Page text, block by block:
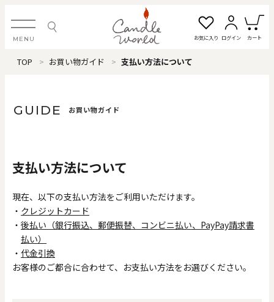
MENU お気に入り ログイン カート
ログイン・新規会員登録
すべてのアイテム
カテゴリから探す
#タグから探す
価格で探す
TOP お買い物ガイド 支払い方法について
GUIDE お買い物ガイド
支払い方法について
現在、以下の支払い方法をご利用いただけます。
クレジットカード
後払い（銀行振込、郵便振替、コンビニ払い、PayPay請求書
払い）
代金引換
お客様のご都合に合わせて、お支払い方法をお選びください。